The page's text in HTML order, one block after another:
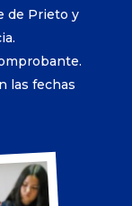
de Prieto y
las fechas